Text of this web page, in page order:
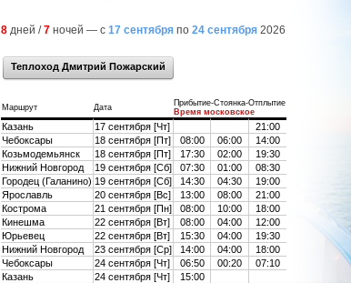
8 дней /7 ночей — с 17 сентября по 24 сентября 2026
Теплоход Дмитрий Пожарский
Маршрут Дата
Прибытие-Стоянка-Отплытие
Время московское
Казань 17 сентября [Чт]
21:00
Чебоксары
18 сентября [Пт] 08:00 06:00
14:00
Козьмодемьянск
18 сентября [Пт] 17:30 02:00
19:30
Нижний Новгород
19 сентября [Сб] 07:30 01:00
08:30
Городец (Галанино) 19 сентября [Сб] 14:30 04:30
19:00
Ярославль
20 сентября [Вс] 13:00 08:00
21:00
Кострома
21 сентября [Пн] 08:00 10:00
18:00
Кинешма
22 сентября [Вт] 08:00 04:00
12:00
Юрьевец
22 сентября [Вт] 15:30 04:00
19:30
Нижний Новгород
23 сентября [Ср] 14:00 04:00
18:00
Чебоксары
24 сентября [Чт] 06:50 00:20
07:10
Казань
24 сентября [Чт] 15:00